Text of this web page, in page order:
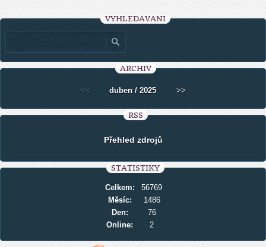
VYHLEDÁVÁNÍ
ARCHIV
<< duben / 2025 >>
RSS
Přehled zdrojů
STATISTIKY
Online: 2
Celkem:
56769
Měsíc:
1486
Den:
76